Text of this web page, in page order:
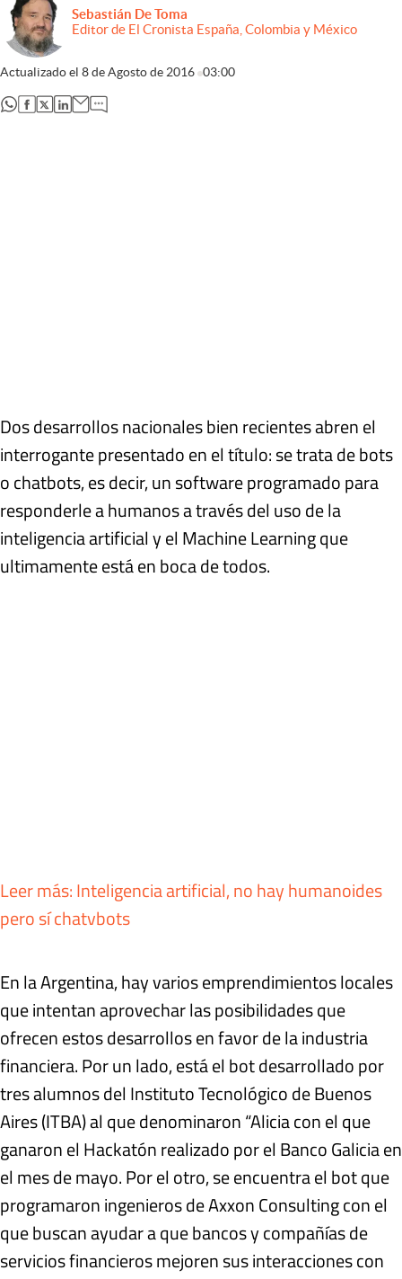
Sebastián De Toma
Editor de El Cronista España, Colombia y México
Actualizado el 8 de Agosto de 2016 03:00
abre en nueva pestaña
abre en nueva pestaña
abre en nueva pestaña
abre en nueva pestaña
Dos desarrollos nacionales bien recientes abren el
interrogante presentado en el título: se trata de bots
o chatbots, es decir, un software programado para
responderle a humanos a través del uso de la
inteligencia artificial y el Machine Learning que
ultimamente está en boca de todos.
Leer más: Inteligencia artificial, no hay humanoides
pero sí chatvbots
En la Argentina, hay varios emprendimientos locales
que intentan aprovechar las posibilidades que
ofrecen estos desarrollos en favor de la industria
financiera. Por un lado, está el bot desarrollado por
tres alumnos del Instituto Tecnológico de Buenos
Aires (ITBA) al que denominaron “Alicia con el que
ganaron el Hackatón realizado por el Banco Galicia en
el mes de mayo. Por el otro, se encuentra el bot que
programaron ingenieros de Axxon Consulting con el
que buscan ayudar a que bancos y compañías de
servicios financieros mejoren sus interacciones con